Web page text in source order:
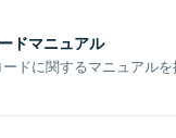
ドマニュアル
ドに関するマニュアルを